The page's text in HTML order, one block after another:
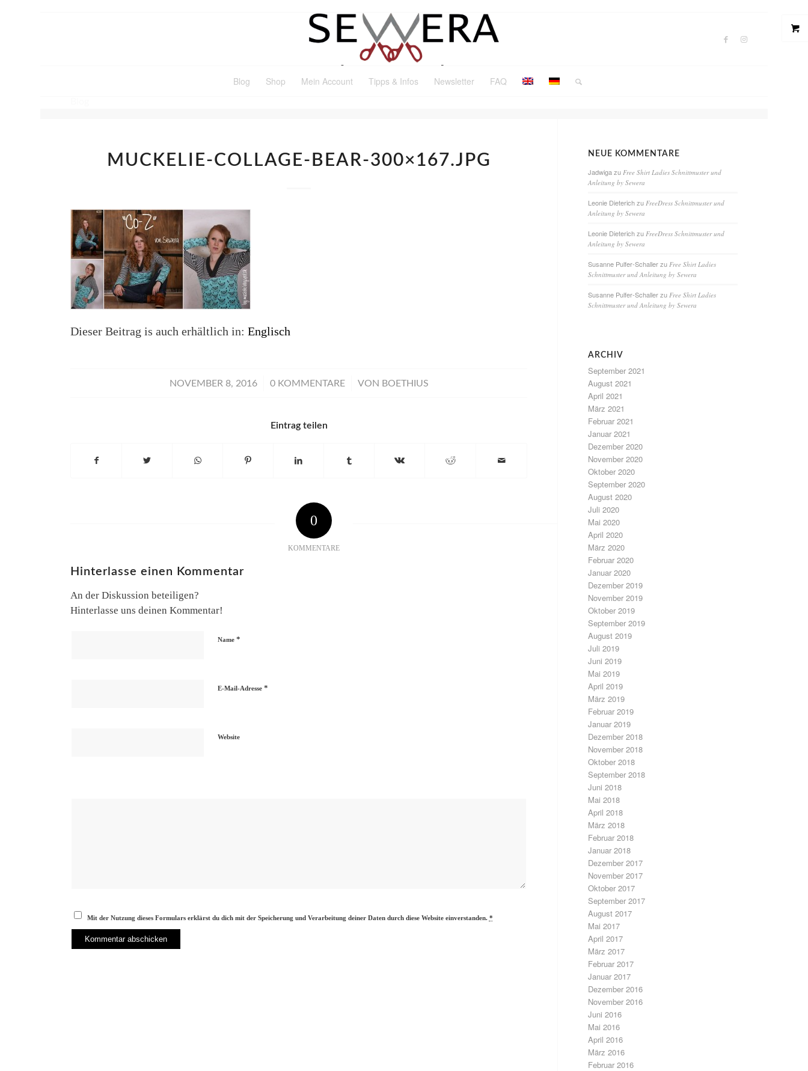
Blog Shop Mein Account Tipps & Infos Newsletter FAQ
MUCKELIE-COLLAGE-BEAR-300×167.JPG
Dieser Beitrag is auch erhältlich in:Englisch
NOVEMBER 8, 2016
/ 0 KOMMENTARE
/ VON BOETHIUS
Eintrag teilen
0
KOMMENTARE
Hinterlasse einen Kommentar
An der Diskussion beteiligen?
Hinterlasse uns deinen Kommentar!
Name*
E-Mail-Adresse*
Website
Mit der Nutzung dieses Formulars erklärst du dich mit der Speicherung und Verarbeitung deiner Daten durch diese Website einverstanden. *
NEUE KOMMENTARE
Jadwigazu Free Shirt Ladies Schnittmuster und
Anleitung by Sewera
Leonie Dieterichzu FreeDress Schnittmuster und
Anleitung by Sewera
Leonie Dieterichzu FreeDress Schnittmuster und
Anleitung by Sewera
Susanne Pulfer-Schallerzu Free Shirt Ladies
Schnittmuster und Anleitung by Sewera
Susanne Pulfer-Schallerzu Free Shirt Ladies
Schnittmuster und Anleitung by Sewera
ARCHIV
September 2021
August 2021
April 2021
März 2021
Februar 2021
Januar 2021
Dezember 2020
November 2020
Oktober 2020
September 2020
August 2020
Juli 2020
Mai 2020
April 2020
März 2020
Februar 2020
Januar 2020
Dezember 2019
November 2019
Oktober 2019
September 2019
August 2019
Juli 2019
Juni 2019
Mai 2019
April 2019
März 2019
Februar 2019
Januar 2019
Dezember 2018
November 2018
Oktober 2018
September 2018
Juni 2018
Mai 2018
April 2018
März 2018
Februar 2018
Januar 2018
Dezember 2017
November 2017
Oktober 2017
September 2017
August 2017
Mai 2017
April 2017
März 2017
Februar 2017
Januar 2017
Dezember 2016
November 2016
Juni 2016
Mai 2016
April 2016
März 2016
Februar 2016